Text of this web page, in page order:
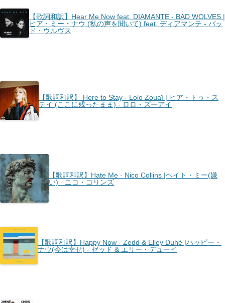
【歌詞和訳】Hear Me Now feat. DIAMANTE - BAD WOLVES |
ヒア・ミー・ナウ (私の声を聞いて) feat. ディアマンテ - バッ
ド・ウルヴス
【歌詞和訳】 Here to Stay - Lolo Zouaï | ヒア・トゥ・ス
テイ (ここに残ったまま) - ロロ・ズーアイ
【歌詞和訳】Hate Me - Nico Collins |ヘイト・ミー(嫌
い) - ニコ・コリンズ
【歌詞和訳】Happy Now - Zedd & Elley Duhé |ハッピー・
ナウ(今は幸せ) - ゼッド & エリー・デューイ